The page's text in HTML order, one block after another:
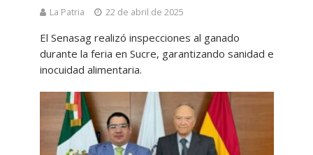
La Patria 22 de abril de 2025
El Senasag realizó inspecciones al ganado
durante la feria en Sucre, garantizando sanidad e
inocuidad alimentaria.